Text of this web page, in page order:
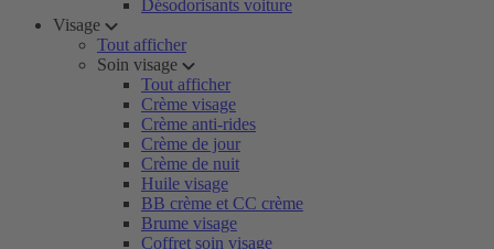
Désodorisants voiture
Visage
Tout afficher
Soin visage
Tout afficher
Crème visage
Crème anti-rides
Crème de jour
Crème de nuit
Huile visage
BB crème et CC crème
Brume visage
Coffret soin visage